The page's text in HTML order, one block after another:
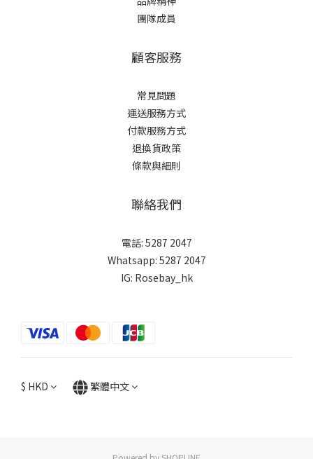
團隊成員
顧客服務
常見問題
運送服務方式
付款服務方式
退換貨政策
條款與細則
聯絡我們
電話: 5287 2047
Whatsapp: 5287 2047
IG: Rosebay_hk
$ HKD 繁體中文